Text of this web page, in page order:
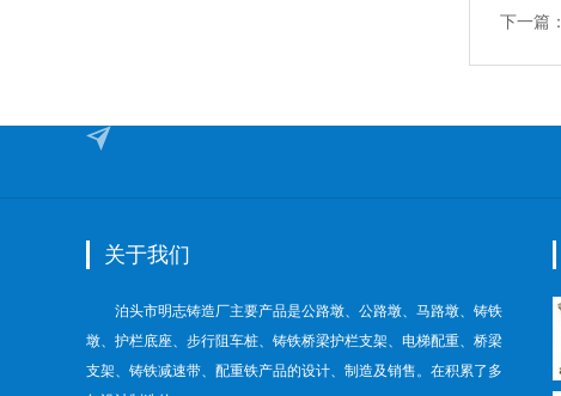
下一篇：
关于我们
泊头市明志铸造厂主要产品是公路墩、公路墩、马路墩、铸铁
墩、护栏底座、步行阻车桩、铸铁桥梁护栏支架、电梯配重、桥梁
支架、铸铁减速带、配重铁产品的设计、制造及销售。在积累了多